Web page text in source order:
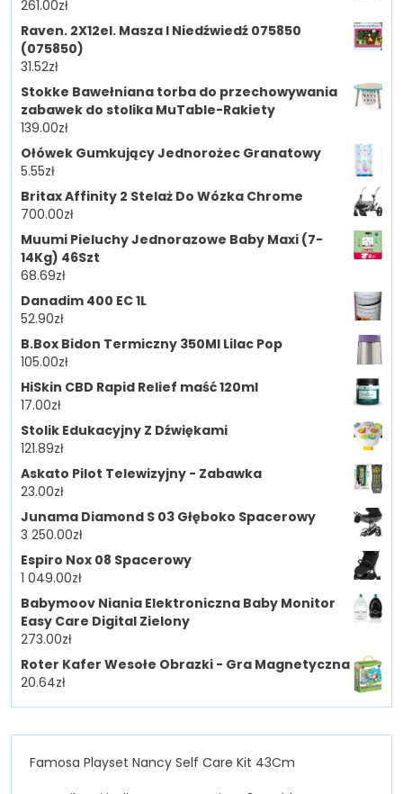
261.00zł
Raven. 2X12el. Masza I Niedźwiedź 075850
(075850)
31.52zł
Stokke Bawełniana torba do przechowywania
zabawek do stolika MuTable-Rakiety
139.00zł
Ołówek Gumkujący Jednorożec Granatowy
5.55zł
Britax Affinity 2 Stelaż Do Wózka Chrome
700.00zł
Muumi Pieluchy Jednorazowe Baby Maxi (7-
14Kg) 46Szt
68.69zł
Danadim 400 EC 1L
52.90zł
B.Box Bidon Termiczny 350Ml Lilac Pop
105.00zł
HiSkin CBD Rapid Relief maść 120ml
17.00zł
Stolik Edukacyjny Z Dźwiękami
121.89zł
Askato Pilot Telewizyjny - Zabawka
23.00zł
Junama Diamond S 03 Głęboko Spacerowy
3 250.00zł
Espiro Nox 08 Spacerowy
1 049.00zł
Babymoov Niania Elektroniczna Baby Monitor
Easy Care Digital Zielony
273.00zł
Roter Kafer Wesołe Obrazki - Gra Magnetyczna
20.64zł
Famosa Playset Nancy Self Care Kit 43Cm